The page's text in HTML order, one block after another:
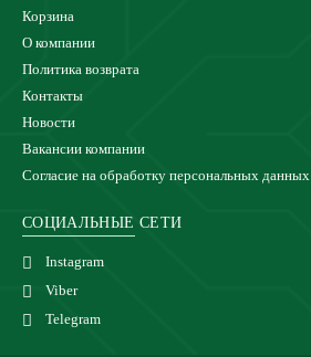
Корзина
О компании
Политика возврата
Контакты
Новости
Вакансии компании
Согласие на обработку персональных данных
СОЦИАЛЬНЫЕ СЕТИ
Instagram
Viber
Telegram